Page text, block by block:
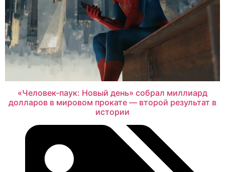
«Человек-паук: Новый день» собрал миллиард
долларов в мировом прокате — второй результат в
истории